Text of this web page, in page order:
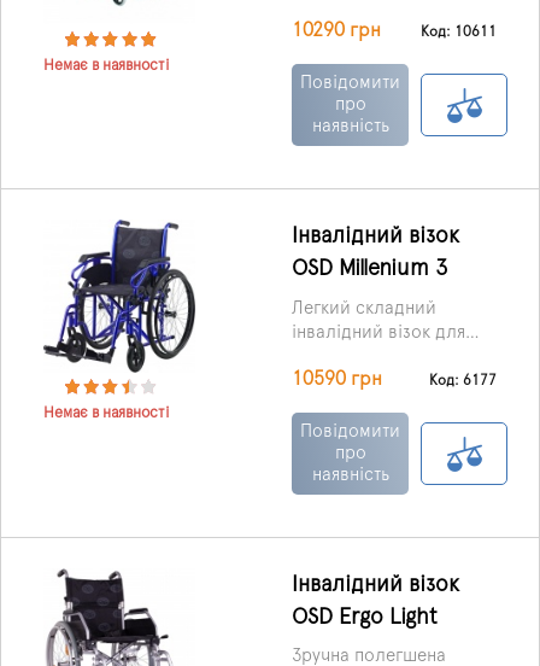
Немає в наявності
людей з невеликою
використання вдома та
на вулиці.
досить функціональна
не потребує додаткових
налаштувань.
10290 грн Код: 10611
Повідомити
про
наявність
Немає в наявності
Інвалідний візок
OSD Millenium 3
Легкий складний
інвалідний візок для
оснащений
відкидними
підлокітниками, які
регулюються по висоті
та глибині, відкидними
регулюються по висоті.
моделі коляски є
встановлення
санітарного
обладнання.
10590 грн Код: 6177
Повідомити
про
наявність
Інвалідний візок
OSD Ergo Light
Зручна полегшена